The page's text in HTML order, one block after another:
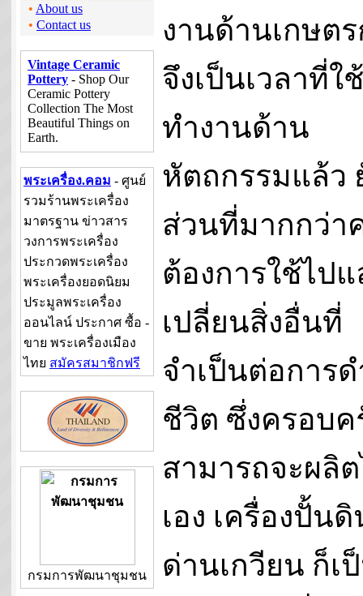
• About us
• Contact us
Vintage Ceramic
Pottery - Shop Our
Ceramic Pottery
Collection The Most
Beautiful Things on
Earth.
พระเครื่อง.คอม - ศูนย์
รวมร้านพระเครื่อง
มาตรฐาน ข่าวสาร
วงการพระเครื่อง
ประกวดพระเครื่อง
พระเครื่องยอดนิยม
ประมูลพระเครื่อง
ออนไลน์ ประกาศ ซื้อ -
ขาย พระเครื่องเมือง
ไทย สมัครสมาชิกฟรี
กรมการพัฒนาชุมชน
งานด้านเกษต
จึงเป็นเวลาที่ใช้
ทำงานด้าน
หัตถกรรมแล้ว
ส่วนที่มากกว่า
ต้องการใช้ไป
เปลี่ยนสิ่งอื่นที่
จำเป็นต่อการด
ชีวิต ซึ่งครอบค
สามารถจะผลิ
เอง เครื่องปั้นดิ
ด่านเกวียน ก็เ